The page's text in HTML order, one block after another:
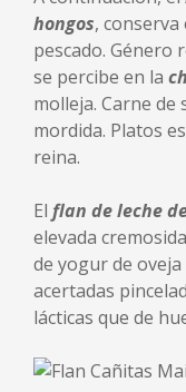
hongos,
pescado. Género
se percibe en la
molleja. Carne
mordida. Platos
reina.
El flan de leche
elevada
de yogur de
acertadas
lácticas que de